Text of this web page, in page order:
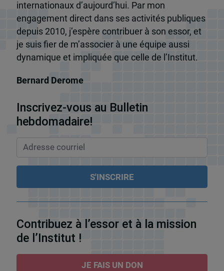
internationaux d’aujourd’hui. Par mon
engagement direct dans ses activités publiques
depuis 2010, j’espère contribuer à son essor, et
je suis fier de m’associer à une équipe aussi
dynamique et impliquée que celle de l’Institut.
Bernard Derome
Inscrivez-vous au Bulletin
hebdomadaire!
Contribuez à l’essor et à la mission
de l’Institut !
JE FAIS UN DON